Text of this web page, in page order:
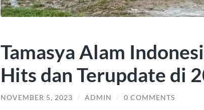
Tamasya Alam
Hits dan Terupdate di
NOVEMBER 5, 2023 / ADMIN / 0 COMMENTS